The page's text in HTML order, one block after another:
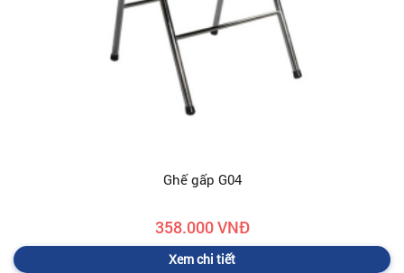
Ghế gấp G04
358.000 VNĐ
Xem chi tiết